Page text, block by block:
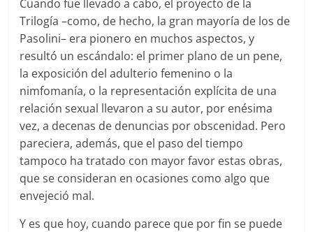
Cuando fue llevado a cabo, el proyecto de la
Trilogía –como, de hecho, la gran mayoría de los de
Pasolini– era pionero en muchos aspectos, y
resultó un escándalo: el primer plano de un pene,
la exposición del adulterio femenino o la
nimfomanía, o la representación explícita de una
relación sexual llevaron a su autor, por enésima
vez, a decenas de denuncias por obscenidad. Pero
pareciera, además, que el paso del tiempo
tampoco ha tratado con mayor favor estas obras,
que se consideran en ocasiones como algo que
envejeció mal.
Y es que hoy, cuando parece que por fin se puede